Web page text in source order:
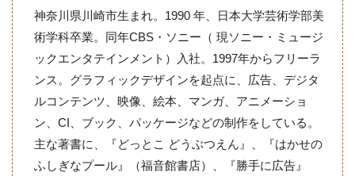
神奈川県川崎市生まれ。1990 年、日本大学芸術学部美
術学科卒業。同年CBS・ソニー（ 現ソニー・ミュージ
ックエンタテインメント）入社。1997年からフリーラ
ンス。グラフィックデザインを起点に、広告、デジタ
ルコンテンツ、映像、絵本、マンガ、アニメーショ
ン、CI、ブック、パッケージなどの制作をしている。
主な著書に、『どっとこ どうぶつえん』、『はかせの
ふしぎなプール』（福音館書店）、『勝手に広告』